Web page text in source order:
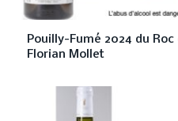
Pouilly-Fumé 2024 du
Florian Mollet